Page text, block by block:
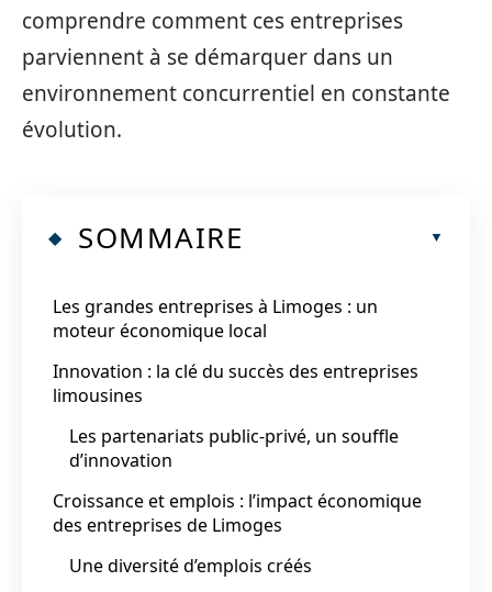
comprendre comment ces entreprises
parviennent à se démarquer dans un
environnement concurrentiel en constante
évolution.
SOMMAIRE
Les grandes entreprises à Limoges : un
moteur économique local
Innovation : la clé du succès des entreprises
limousines
Les partenariats public-privé, un souffle
d’innovation
Croissance et emplois : l’impact économique
des entreprises de Limoges
Une diversité d’emplois créés